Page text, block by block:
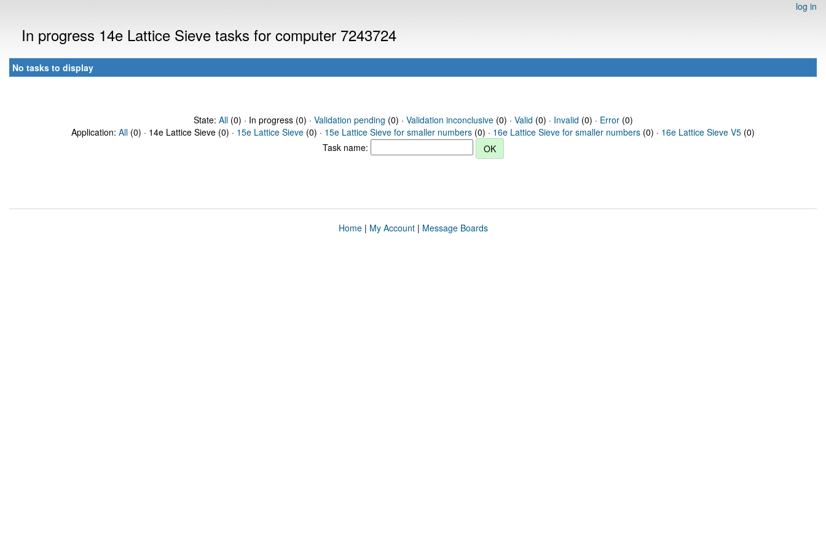
log in
In progress 14e Lattice Sieve tasks for computer 7243724
No tasks to display
State: All(0) · In progress (0) · Validation pending (0) · Validation inconclusive(0) · Valid (0) · Invalid (0) · Error(0)
Application: All (0) · 14e Lattice Sieve (0) · 15e Lattice Sieve (0) · 15e Lattice Sieve for smaller numbers (0) · 16e Lattice Sieve for smaller numbers (0) · 16e Lattice Sieve V5 (0)
Task name:
Home| My Account| Message Boards